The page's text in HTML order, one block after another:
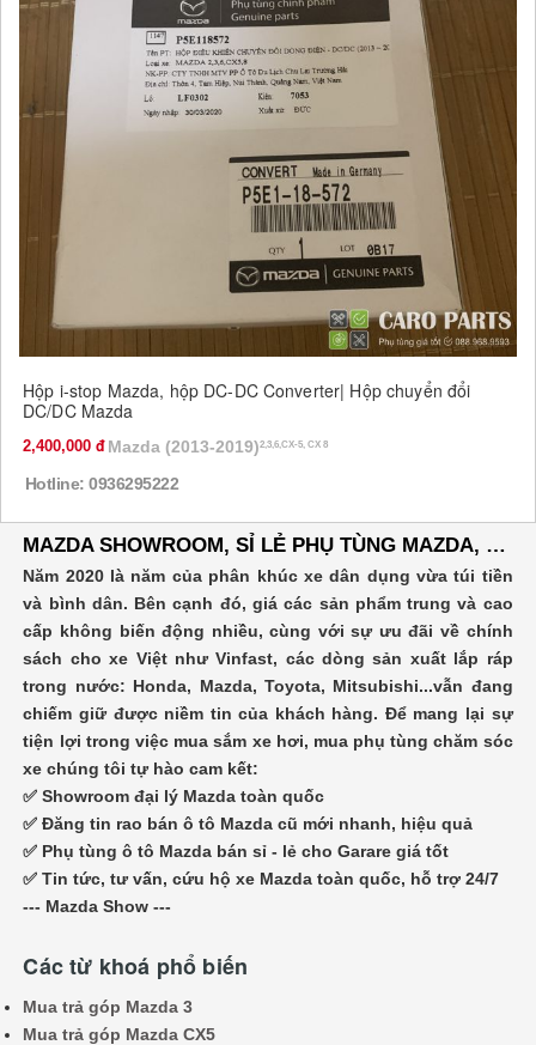
Hộp i-stop Mazda, hộp DC-DC Converter| Hộp chuyển đổi
DC/DC Mazda
2,400,000 Mazda (2013-2019)2,3,6,CX-5, CX 8
Hotline: 0936295222
MAZDA SHOWROOM, SỈ LẺ PHỤ TÙNG MAZDA, ĐĂNG TIN RAO VẶT MUA BÁN XE Ô TÔ
Năm 2020 là năm của phân khúc xe dân dụng vừa túi tiền
và bình dân. Bên cạnh đó, giá các sản phẩm trung và cao
cấp không biến động nhiều, cùng với sự ưu đãi về chính
sách cho xe Việt như Vinfast, các dòng sản xuất lắp ráp
trong nước: Honda, Mazda, Toyota, Mitsubishi...vẫn đang
chiếm giữ được niềm tin của khách hàng. Để mang lại sự
tiện lợi trong việc mua sắm xe hơi, mua phụ tùng chăm sóc
xe chúng tôi tự hào cam kết:
✅ Showroom đại lý Mazda toàn quốc
✅ Đăng tin rao bán ô tô Mazda cũ mới nhanh, hiệu quả
✅ Phụ tùng ô tô Mazda bán sỉ - lẻ cho Garare giá tốt
✅ Tin tức, tư vấn, cứu hộ xe Mazda toàn quốc, hỗ trợ 24/7
--- Mazda Show ---
Các từ khoá phổ biến
Mua trả góp Mazda 3
Mua trả góp Mazda CX5